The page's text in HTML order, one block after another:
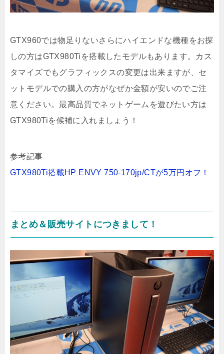
GTX960では物足りないさらにハイエンドな機種をお探
しの方はGTX980Tiを搭載したモデルもあります。カス
タマイズでもグラフィックスの変更は出来ますが、セ
ットモデルでの購入の方がなぜか金額が安いのでご注
意ください。最高品質でネットゲームを遊びたい方は
GTX980Tiを候補に入れましょう！
参考記事
GTX980Ti搭載HP ENVY 750-170jp/CTが5万円オフ！
まとめ＆販売サイトにつきまして！